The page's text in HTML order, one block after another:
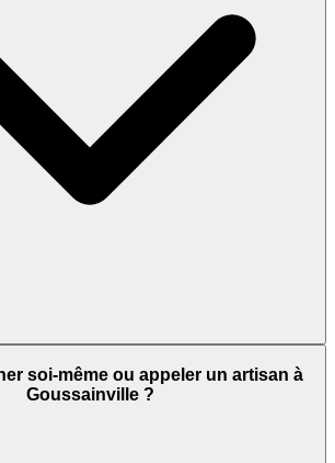
soi-même ou appeler un artisan à
Goussainville ?